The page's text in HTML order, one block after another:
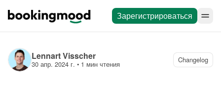
Зарегистрироваться
Lennart Visscher
30 апр. 2024 г. • 1 мин чтения Changelog